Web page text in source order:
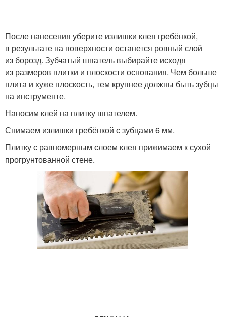
После нанесения уберите излишки клея гребёнкой,
в результате на поверхности останется ровный слой
из борозд. Зубчатый шпатель выбирайте исходя
из размеров плитки и плоскости основания. Чем больше
плита и хуже плоскость, тем крупнее должны быть зубцы
на инструменте.
Наносим клей на плитку шпателем.
Снимаем излишки гребёнкой с зубцами 6 мм.
Плитку с равномерным слоем клея прижимаем к сухой
прогрунтованной стене.